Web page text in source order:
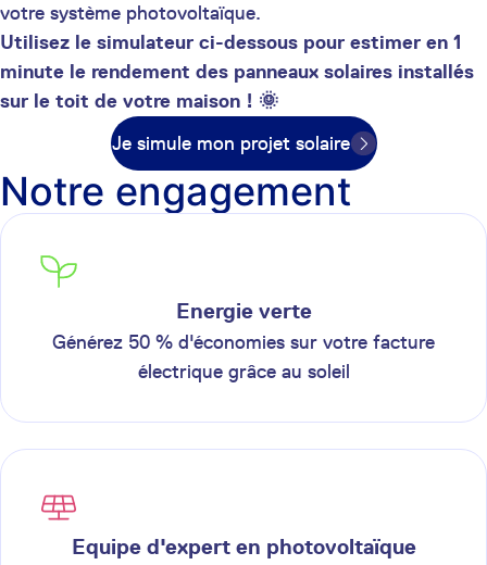
votre système photovoltaïque.
Utilisez le simulateur ci-dessous pour estimer en 1
minute le rendement des panneaux solaires installés
sur le toit de votre maison ! 🌞
Je simule mon projet solaire
Notre engagement
Energie verte
Générez 50 % d'économies sur votre facture
électrique grâce au soleil
Equipe d'expert en photovoltaïque